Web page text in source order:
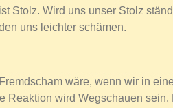
Stolz. Wird uns unser Stolz
uns leichter schämen.
wäre, wenn wir in
Reaktion wird Wegschauen